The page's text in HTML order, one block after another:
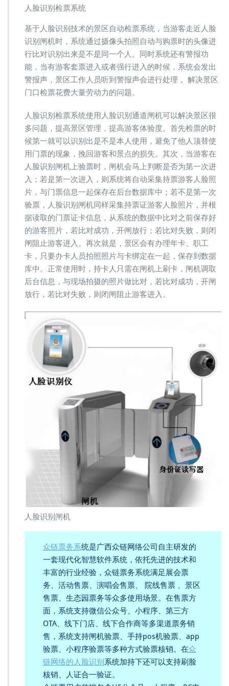
人脸识别检票系统
基于人脸识别技术的景区自动检票系统，当游客走近人脸
识别闸机时，系统通过摄像头拍照自动与购票时的头像进
行比对识别出来是不是同一个人。同时系统还有警报功
能，当有游客套票进入或者强行进入的时候，系统会发出
警报声，景区工作人员听到警报声会进行处理， 解决景区
门口检票花费大量劳动力的问题。
人脸识别检票系统使用人脸识别通道闸机可以解决景区很
多问题，提高景区管理，提高游客体验度。首先检票的时
候第一就可以识别出是不是本人使用，避免了他人顶替使
用门票的现象，挽回游客和景点的损失。其次，当游客在
人脸识别闸机上验票时，闸机会马上判断是否为第一次进
入；若是第一次进入，则系统将自动采集持票游客人脸照
片，与门票信息一起保存在后台数据库中；若不是第一次
验票，人脸识别闸机同样采集持票证游客人脸照片，并根
据读取的门票证卡信息，从系统的数据中比对之前保存好
的游客照片，若比对成功，开闸放行；若比对失败，则闭
闸阻止游客进入。再次就是，景区会有办理年卡、职工
卡，只要办卡人员拍照照片与卡绑定在一起，保存到数据
库中。正常使用时，持卡人只需在闸机上刷卡，闸机调取
后台信息，与现场拍摄的照片做比对，若比对成功，开闸
放行，若比对失败，则闭闸阻止游客进入。
人脸识别闸机
众链票务系统是广西众链网络公司自主研发的
一套现代化智慧软件系统，依托先进的技术和
丰富的行业经验，众链票务系统满足展会票
务、活动售票、演唱会售票、 院线售票 、景区
售票、生态园票务等众多使用场景。在售票方
面，系统支持微信公众号、小程序、第三方
OTA、线下门店、线下合作商等多渠道票务销
售，系统支持闸机验票、手持pos机验票、app
验票、小程序验票等多种方式验票核销。在众
链网络的人脸识别 系统加持下还可以支持刷脸
核销、人证合一验证。